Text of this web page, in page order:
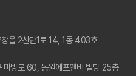
읍 2산단1로 14, 1동 403호
방로 60, 동원에프앤비 빌딩 25층